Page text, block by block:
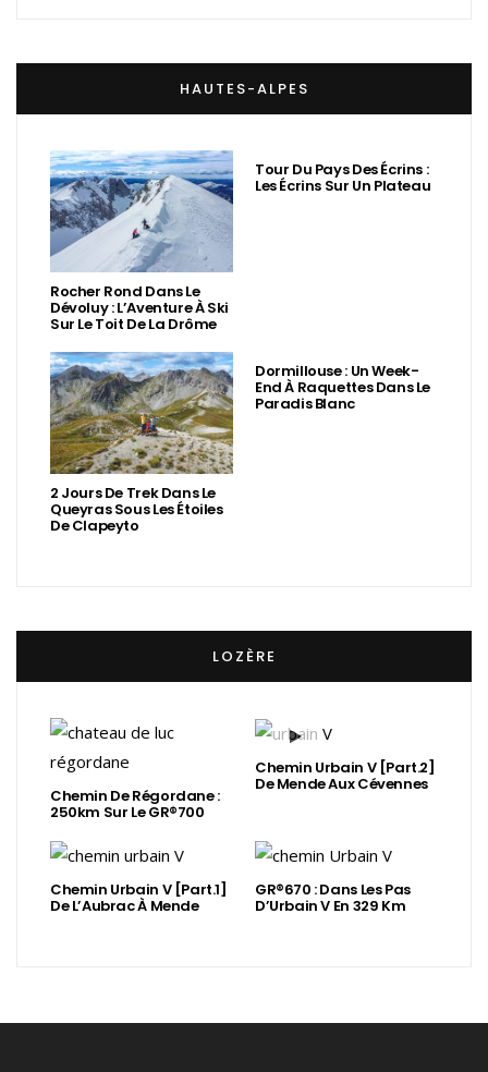
HAUTES-ALPES
Rocher Rond Dans Le
Dévoluy : L’Aventure À Ski
Sur Le Toit De La Drôme
Tour Du Pays Des Écrins :
Les Écrins Sur Un Plateau
2 Jours De Trek Dans Le
Queyras Sous Les Étoiles
De Clapeyto
Dormillouse : Un Week-
End À Raquettes Dans Le
Paradis Blanc
LOZÈRE
Chemin De Régordane :
250km Sur Le GR®700
Chemin Urbain V [Part.2]
De Mende Aux Cévennes
Chemin Urbain V [Part.1]
De L’Aubrac À Mende
GR®670 : Dans Les Pas
D’Urbain V En 329 Km